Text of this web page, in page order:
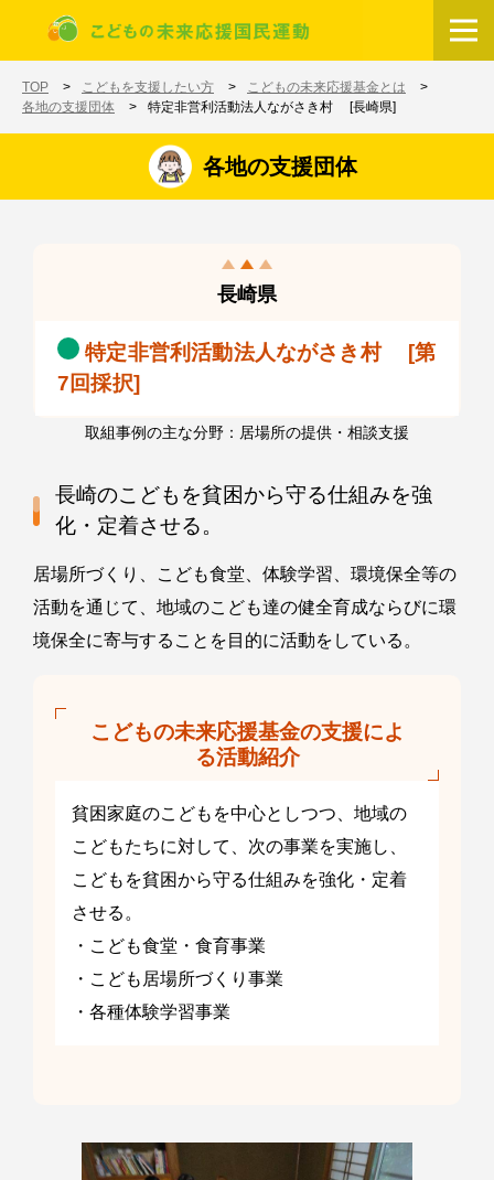
メインコンテンツに移動
TOP こどもを支援したい方
こどもの未来応援基金とは
各地の支援団体
特定非営利活動法人ながさき村 [長崎県]
各地の支援団体
長崎県
特定非営利活動法人ながさき村 [第
7回採択]
取組事例の主な分野：居場所の提供・相談支援
長崎のこどもを貧困から守る仕組みを強
化・定着させる。
居場所づくり、こども食堂、体験学習、環境保全等の
活動を通じて、地域のこども達の健全育成ならびに環
境保全に寄与することを目的に活動をしている。
こどもの未来応援基金の支援によ
る活動紹介
貧困家庭のこどもを中心としつつ、地域の
こどもたちに対して、次の事業を実施し、
こどもを貧困から守る仕組みを強化・定着
させる。
・こども食堂・食育事業
・こども居場所づくり事業
・各種体験学習事業